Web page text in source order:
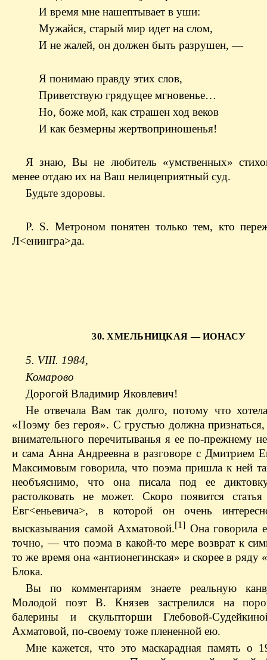
И время мне нашептывает в уши:
Мужайся, старый мир идет на слом,
И не жалей, он должен быть разрушен, —
Я понимаю правду этих слов,
Приветствую грядущее мгновенье…
Но, боже мой, как страшен ход веков
И как безмерны жертвоприношенья!
Я знаю, Вы не любитель «умственных»
менее отдаю их на Ваш нелицеприятный суд.
Будьте здоровы.
P. S. Метроном понятен только тем, кто
Л<енингра>да.
30. ХМЕЛЬНИЦКАЯ — ИОНАСУ
5. VIII. 1984,
Комарово
Дорогой Владимир Яковлевич!
Не отвечала Вам так долго, потому что
«Поэму без героя». С грустью должна
внимательного перечитыванья я ее по-прежнему
и сама Анна Андреевна в разговоре с Дмитрием
Максимовым говорила, что поэма пришла к ней
необъяснимо, что она писала под ее
растолковать не может. Скоро появится
Евг<еньевича>, в которой он очень
высказывания самой Ахматовой.[1] Она говорила
точно, — что поэма в какой-то мере возврат к
то же время она «антионегинская» и скорее в ряду
Блока.
Вы по комментариям знаете реальную
Молодой поэт В. Князев застрелился на
балерины и скульпторши Глебовой-
Ахматовой, по-своему тоже плененной ею.
Мне кажется, что это маскарадная память о